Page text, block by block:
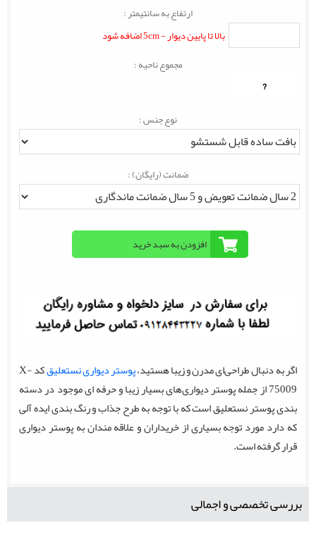
ارتفاع به سانتیمتر :
بالا تا پایین دیوار - 5cm اضافه شود
مجموع ناحیه :
?
نوع جنس :
ضمانت (رایگان) :
اگر به دنبال طراحی‌ای مدرن و زیبا هستید،پوستر دیواری نستعلیق
کد X-
75009 از جمله پوستر دیواری‌های بسیار زیبا و حرفه ای موجود در دسته
بندی پوستر نستعلیق است که با توجه به طرح جذاب و رنگ بندی ایده آلی
که دارد مورد توجه بسیاری از خریداران و علاقه مندان به پوستر دیواری
قرار گرفته است.
بررسی تخصصی و اجمالی